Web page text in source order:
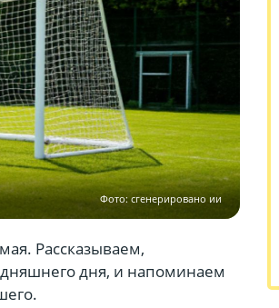
Фото: сгенерировано ии
Рассказываем,
дня, и напоминаем